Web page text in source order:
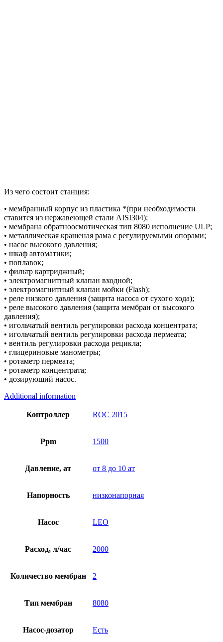
Из чего состоит станция:
• мембранный корпус из пластика *(при необходимости
ставится из нержавеющей стали AISI304);
• мембрана обратноосмотическая тип 8080 исполнение ULP;
• металлическая крашеная рама с регулируемыми опорами;
• насос высокого давления;
• шкаф автоматики;
• поплавок;
• фильтр картриджный;
• электромагнитный клапан входной;
• электромагнитный клапан мойки (Flash);
• реле низкого давления (защита насоса от сухого хода);
• реле высокого давления (защита мембран от высокого
давления);
• игольчатый вентиль регулировки расхода концентрата;
• игольчатый вентиль регулировки расхода пермеата;
• вентиль регулировки расхода рецикла;
• глицериновые манометры;
• ротаметр пермеата;
• ротаметр концентрата;
• дозирующий насос.
Additional information
Контроллер ROC 2015
Ppm 1500
Давление, ат от 8 до 10 ат
Напорность низконапорная
Насос LEO
Расход, л/час 2000
Количество мембран 2
Тип мембран 8080
Насос-дозатор Есть